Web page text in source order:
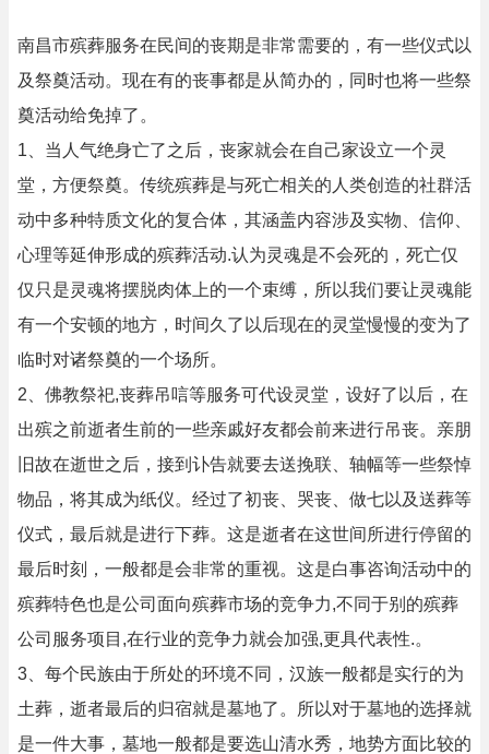
南昌市殡葬服务在民间的丧期是非常需要的，有一些仪式以
及祭奠活动。现在有的丧事都是从简办的，同时也将一些祭
奠活动给免掉了。
1、当人气绝身亡了之后，丧家就会在自己家设立一个灵
堂，方便祭奠。传统殡葬是与死亡相关的人类创造的社群活
动中多种特质文化的复合体，其涵盖内容涉及实物、信仰、
心理等延伸形成的殡葬活动.认为灵魂是不会死的，死亡仅
仅只是灵魂将摆脱肉体上的一个束缚，所以我们要让灵魂能
有一个安顿的地方，时间久了以后现在的灵堂慢慢的变为了
临时对诸祭奠的一个场所。
2、佛教祭祀,丧葬吊唁等服务可代设灵堂，设好了以后，在
出殡之前逝者生前的一些亲戚好友都会前来进行吊丧。亲朋
旧故在逝世之后，接到讣告就要去送挽联、轴幅等一些祭悼
物品，将其成为纸仪。经过了初丧、哭丧、做七以及送葬等
仪式，最后就是进行下葬。这是逝者在这世间所进行停留的
最后时刻，一般都是会非常的重视。这是白事咨询活动中的
殡葬特色也是公司面向殡葬市场的竞争力,不同于别的殡葬
公司服务项目,在行业的竞争力就会加强,更具代表性.。
3、每个民族由于所处的环境不同，汉族一般都是实行的为
土葬，逝者最后的归宿就是墓地了。所以对于墓地的选择就
是一件大事，墓地一般都是要选山清水秀，地势方面比较的